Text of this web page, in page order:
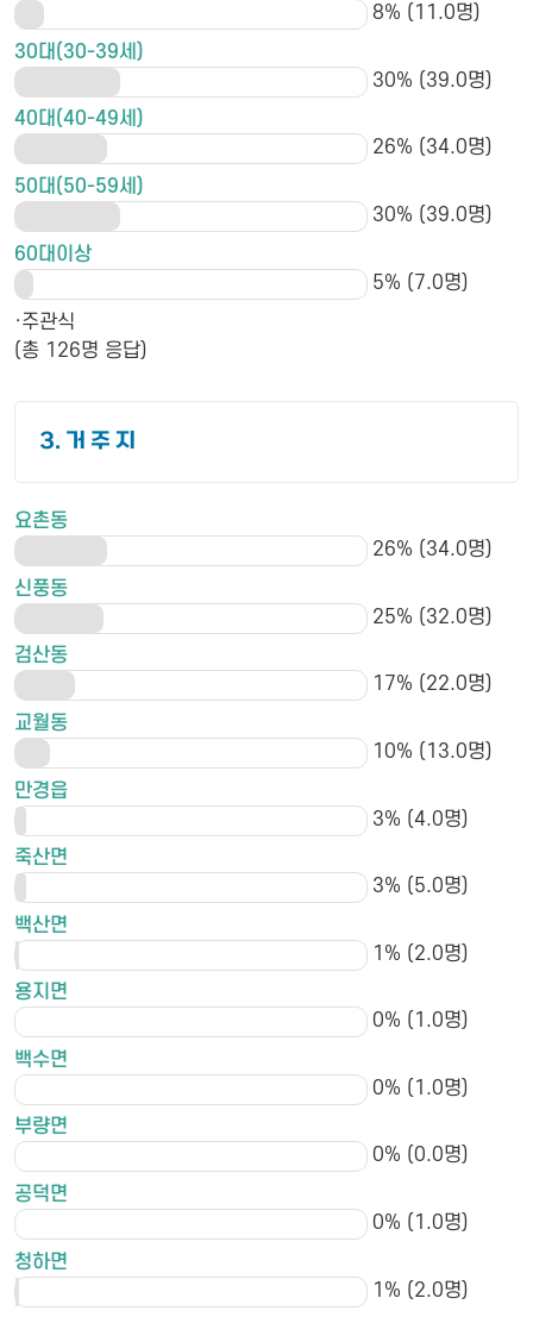
8% (11.0명)
30대(30-39세)
30% (39.0명)
40대(40-49세)
26% (34.0명)
50대(50-59세)
30% (39.0명)
60대이상
5% (7.0명)
·주관식
(총 126명 응답)
3. 거 주 지
요촌동
26% (34.0명)
신풍동
25% (32.0명)
검산동
17% (22.0명)
교월동
10% (13.0명)
만경읍
3% (4.0명)
죽산면
3% (5.0명)
백산면
1% (2.0명)
용지면
0% (1.0명)
백수면
0% (1.0명)
부량면
0% (0.0명)
공덕면
0% (1.0명)
청하면
1% (2.0명)